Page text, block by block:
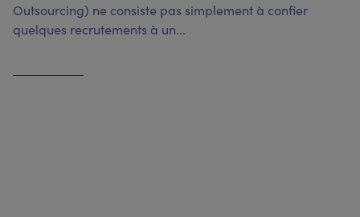
Outsourcing) ne consiste pas simplement à confier
quelques recrutements à un...